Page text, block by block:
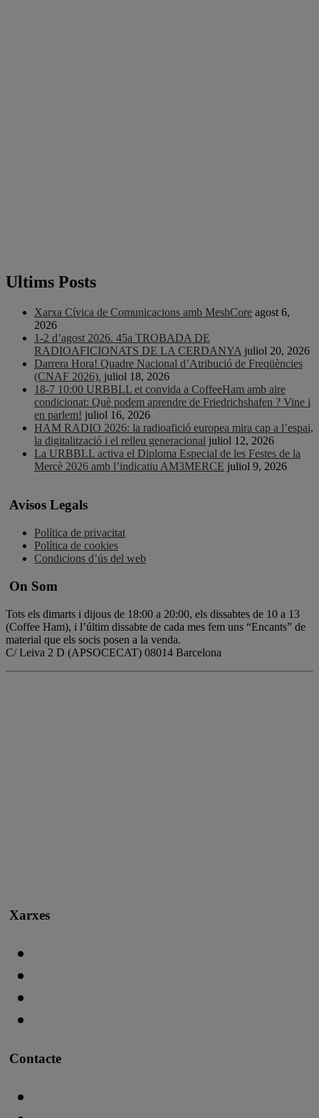
Ultims Posts
Xarxa Cívica de Comunicacions amb MeshCore agost 6,
2026
1-2 d’agost 2026. 45a TROBADA DE
RADIOAFICIONATS DE LA CERDANYA juliol 20, 2026
Darrera Hora! Quadre Nacional d’Atribució de Freqüències
(CNAF 2026). juliol 18, 2026
18-7 10:00 URBBLL et convida a CoffeeHam amb aire
condicionat: Què podem aprendre de Friedrichshafen ? Vine i
en parlem! juliol 16, 2026
HAM RADIO 2026: la radioafició europea mira cap a l’espai,
la digitalització i el relleu generacional juliol 12, 2026
La URBBLL activa el Diploma Especial de les Festes de la
Mercè 2026 amb l’indicatiu AM3MERCE juliol 9, 2026
Avisos Legals
Política de privacitat
Política de cookies
Condicions d’ús del web
On Som
Tots els dimarts i dijous de 18:00 a 20:00, els dissabtes de 10 a 13
(Coffee Ham), i l’últim dissabte de cada mes fem uns “Encants” de
material que els socis posen a la venda.
C/ Leiva 2 D (APSOCECAT) 08014 Barcelona
Xarxes
Contacte